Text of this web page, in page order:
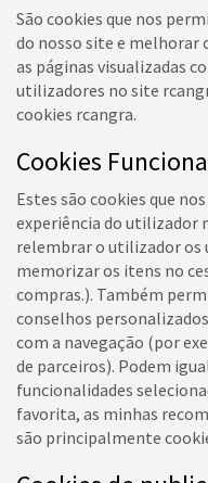
São cookies que nos
do nosso site e melhorar
as páginas visualizadas
utilizadores no site
cookies rcangra.
Cookies
Estes são cookies que
experiência do utilizador
relembrar o utilizador
memorizar os itens no
compras.). Também
conselhos
com a navegação (por
de parceiros). Podem
funcionalidades
favorita, as minhas
são principalmente